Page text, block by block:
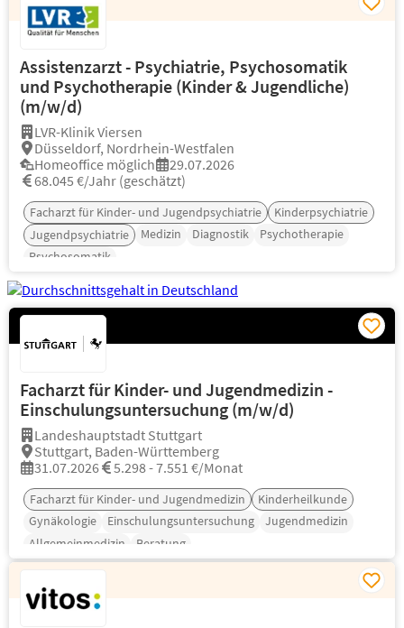
Assistenzarzt - Psychiatrie, Psychosomatik
und Psychotherapie (Kinder & Jugendliche)
(m/w/d)
LVR-Klinik Viersen
Düsseldorf, Nordrhein-Westfalen
Homeoffice möglich
29.07.2026
68.045 €/Jahr (geschätzt)
Facharzt für Kinder- und Jugendpsychiatrie
Kinderpsychiatrie
Jugendpsychiatrie
Medizin Diagnostik
Psychotherapie
Psychosomatik
Facharzt für Kinder- und Jugendmedizin -
Einschulungsuntersuchung (m/w/d)
Landeshauptstadt Stuttgart
Stuttgart, Baden-Württemberg
31.07.2026
5.298 - 7.551 €/Monat
Facharzt für Kinder- und Jugendmedizin
Kinderheilkunde
Gynäkologie
Einschulungsuntersuchung
Jugendmedizin
Allgemeinmedizin
Beratung